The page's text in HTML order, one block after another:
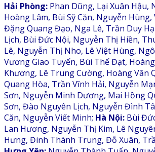
Hải Phòng: Phan Dũng, Lại Xuân Hậu,
Hoàng Lâm, Bùi Sỹ Căn, Nguyễn Hùng,
Đặng Quang Đạo, Nga Lê, Trần Duy
Lịch, Bùi Đức Nội, Nguyễn Thị Hiền,
Lê, Nguyễn Thị Nho, Lê Việt Hùng,
Vương Giao Tuyến, Bùi Thế Đạt,
Khương, Lê Trung Cường, Hoàng Văn
Quang Hòa, Trần Vĩnh Hải, Nguyễn
Sơn, Nguyễn Minh Dương, Mai Hồng
Sơn, Đào Nguyên Lịch, Nguyễn Đình
Căn, Nguyễn Viết Minh; Hà Nội: Bùi
Lan Hương, Nguyễn Thị Kim, Lê
Hưng, Đinh Thành Trung, Đỗ Xuân,